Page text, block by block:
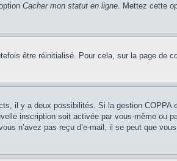
Cacher mon statut en ligne. Mettez cette
être réinitialisé. Pour cela, sur la page de
il y a deux possibilités. Si la gestion
inscription soit activée par vous-même ou
n’avez pas reçu d’e-mail, il se peut que